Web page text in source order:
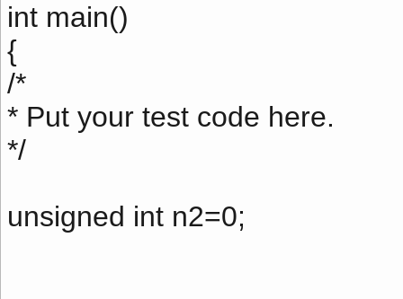
int main()
{
/*
* Put your test code here.
*/
unsigned int n2=0;